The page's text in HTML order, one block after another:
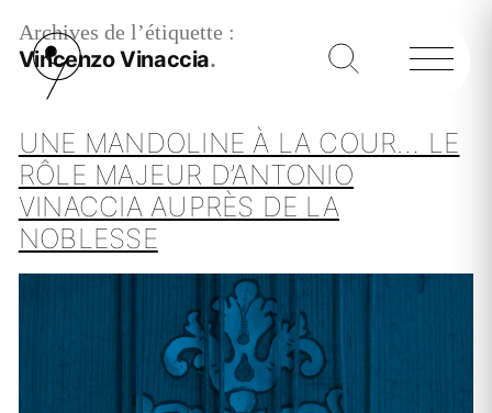
Archives de l’étiquette :
Vincenzo Vinaccia
UNE MANDOLINE À LA COUR… LE
RÔLE MAJEUR D’ANTONIO
VINACCIA AUPRÈS DE LA
NOBLESSE